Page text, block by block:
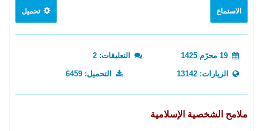
الاستماع تحميل
التعليقات: 2
الزيارات: 13142 التحميل: 6459
ملامح الشخصية الإسلامية